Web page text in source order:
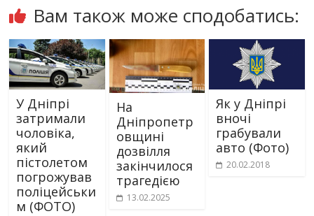
Вам також може сподобатись:
У Дніпрі
затримали
чоловіка,
який
пістолетом
погрожував
поліцейськи
м (ФОТО)
На
Дніпропетр
овщині
дозвілля
закінчилося
трагедією
13.02.2025
Як у Дніпрі
вночі
грабували
авто (Фото)
20.02.2018